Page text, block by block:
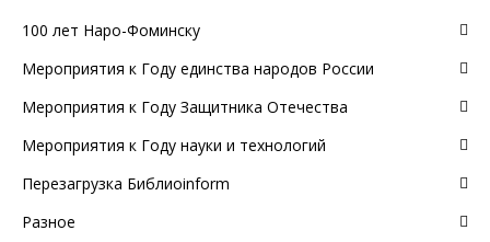
100 лет Наро-Фоминску
Мероприятия к Году единства народов России
Мероприятия к Году Защитника Отечества
Мероприятия к Году науки и технологий
Перезагрузка Библиоinform
Разное